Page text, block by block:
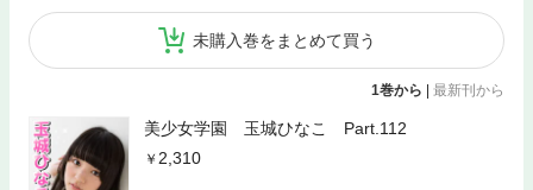
未購入巻をまとめて買う
1巻から 最新刊から
美少女学園 玉城ひなこ Part.112
2,310